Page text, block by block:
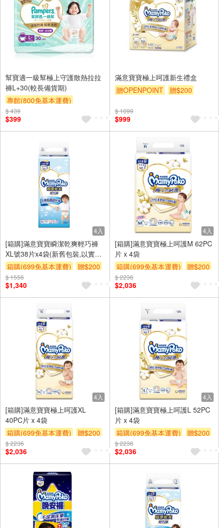
幫寶適一級幫極上守護散熱拉拉
褲L+30(較長備貨期)
專館(800免基本運費)
贈OPENPOINT
$ 439
$399
滿意寶寶極上呵護新生禮盒
贈OPENPOINT
贈$200
$ 1099
$999
4入
[箱購]滿意寶寶瞬潔乾爽輕巧褲
XL號38片x4袋(新舊包裝,以實際
出貨為主)
箱購(699免基本運費) 贈$200
$ 1556
$1,340
4入
[箱購]滿意寶寶極上呵護M 62PC
片 x 4袋
箱購(699免基本運費)
贈$200
$ 2236
$2,036
4入
[箱購]滿意寶寶極上呵護XL
40PC片 x 4袋
箱購(699免基本運費)
贈$200
$ 2236
$2,036
4入
[箱購]滿意寶寶極上呵護L 52PC
片 x 4袋
箱購(699免基本運費)
贈$200
$ 2236
$2,036